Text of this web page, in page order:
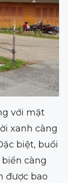
với mặt
xanh càng
biệt, buổi
càng
được bao